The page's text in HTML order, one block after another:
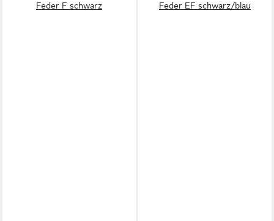
Feder F schwarz
Feder EF schwarz/blau